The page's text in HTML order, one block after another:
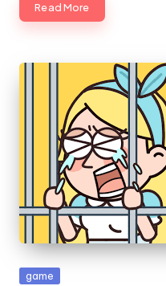
Read More
Posted
game